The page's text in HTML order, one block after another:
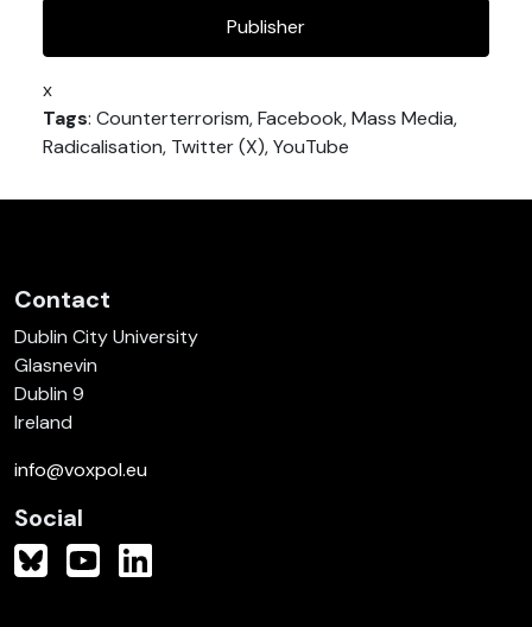
Publisher
x
Tags: Counterterrorism, Facebook, Mass Media,
Radicalisation, Twitter (X), YouTube
Contact
Dublin City University
Glasnevin
Dublin 9
Ireland
info@voxpol.eu
Social